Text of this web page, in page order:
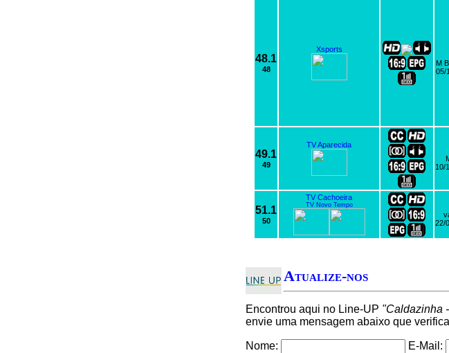
48.1
48
Xsports
M
05/
49.1
49
TV Aparecida
10/
51.1
50
TV Cachoeira
TV Novo Tempo
22/
Atualize-nos
Encontrou aqui no Line-UP "Caldazinha
envie uma mensagem abaixo que
Nome: E-Mail: